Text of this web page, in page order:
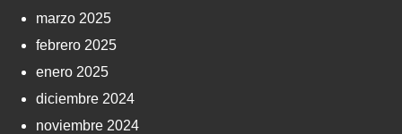
marzo 2025
febrero 2025
enero 2025
diciembre 2024
noviembre 2024